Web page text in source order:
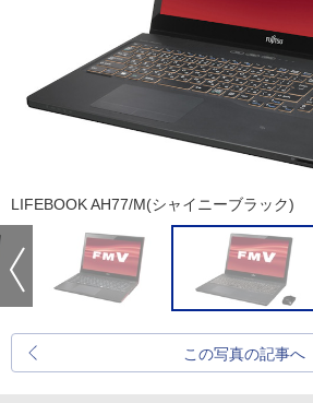
LIFEBOOK AH77/M(シャイニーブラック)
この写真の記事へ